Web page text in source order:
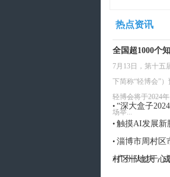
热点资讯
全国超1000个
7月13日，第十五
下简称“轻博会”
轻博会将于2024
场举...
• “深大盒子
• 触摸AI发展新
• 淄博市周村区
村区一地块，
•广州队过于心